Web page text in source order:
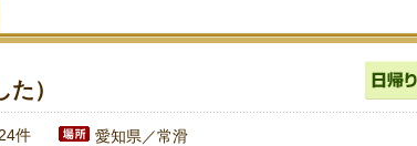
）
24件 愛知県／常滑